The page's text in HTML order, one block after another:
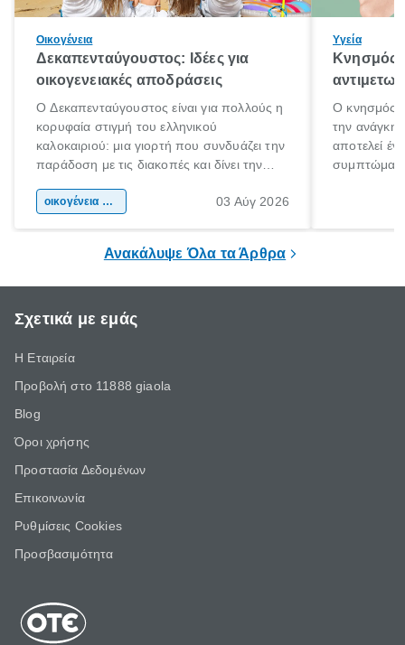
Οικογένεια
Δεκαπενταύγουστος: Ιδέες για
οικογενειακές αποδράσεις
Ο Δεκαπενταύγουστος είναι για πολλούς η
κορυφαία στιγμή του ελληνικού
καλοκαιριού: μια γιορτή που συνδυάζει την
παράδοση με τις διακοπές και δίνει την
χώρας. Είτε πρόκειται για λίγες μέρες
οικογένεια & παιδί 03 Αύγ 2026
Υγεία
Κνησμός:
Ο κνησμός
την ανάγκη
αποτελεί
Ανακάλυψε Όλα τα Άρθρα
Σχετικά με εμάς
Η Εταιρεία
Προβολή στο 11888 giaola
Blog
Όροι χρήσης
Προστασία Δεδομένων
Επικοινωνία
Ρυθμίσεις Cookies
Προσβασιμότητα